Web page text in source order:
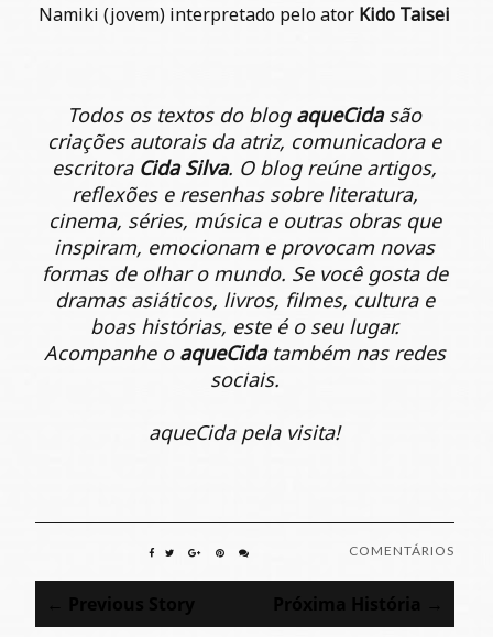
Namiki (jovem) interpretado pelo ator Kido Taisei
Todos os textos do blog aqueCidasão
criações autorais da atriz, comunicadora e
escritora Cida Silva. O blog reúne artigos,
reflexões e resenhas sobre literatura,
cinema, séries, música e outras obras que
inspiram, emocionam e provocam novas
formas de olhar o mundo. Se você gosta de
dramas asiáticos, livros, filmes, cultura e
boas histórias, este é o seu lugar.
Acompanhe o aqueCida também nas redes
sociais.
aqueCida pela visita!
COMENTÁRIOS